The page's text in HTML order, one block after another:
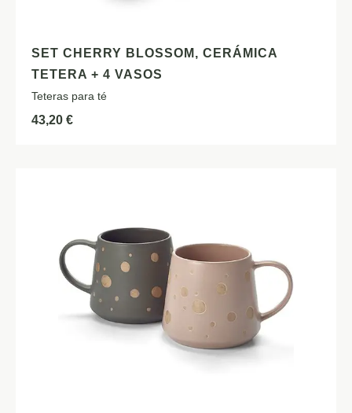
SET CHERRY BLOSSOM, CERÁMICA
TETERA + 4 VASOS
Teteras para té
43,20 €